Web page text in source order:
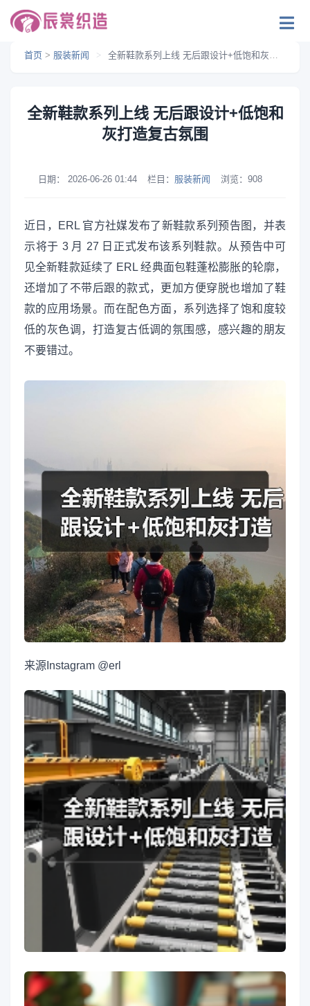
首页 > 服装新闻 > 全新鞋款系列上线 无后跟设计+低饱和灰打造复古氛围
全新鞋款系列上线 无后跟设计+低饱和
灰打造复古氛围
日期： 2026-06-26 01:44 栏目： 服装新闻 浏览： 908
近日，ERL 官方社媒发布了新鞋款系列预告图，并表
示将于 3 月 27 日正式发布该系列鞋款。从预告中可
见全新鞋款延续了 ERL 经典面包鞋蓬松膨胀的轮廓，
还增加了不带后跟的款式，更加方便穿脱也增加了鞋
款的应用场景。而在配色方面，系列选择了饱和度较
低的灰色调，打造复古低调的氛围感，感兴趣的朋友
不要错过。
来源 Instagram @erl